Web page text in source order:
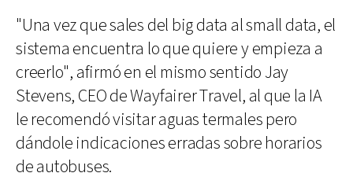
"Una vez que sales del big data al small data, el
sistema encuentra lo que quiere y empieza a
creerlo", afirmó en el mismo sentido Jay
Stevens, CEO de Wayfairer Travel, al que la IA
le recomendó visitar aguas termales pero
dándole indicaciones erradas sobre horarios
de autobuses.